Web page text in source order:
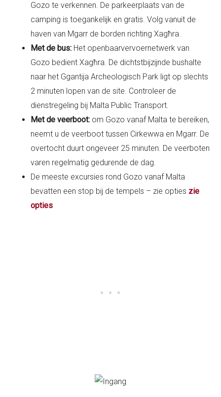
Gozo te verkennen. De parkeerplaats van de
camping is toegankelijk en gratis. Volg vanuit de
haven van Mgarr de borden richting Xagħra.
Met de bus: Het openbaarvervoernetwerk van
Gozo bedient Xagħra. De dichtstbijzijnde bushalte
naar het Ggantija Archeologisch Park ligt op slechts
2 minuten lopen van de site. Controleer de
dienstregeling bij Malta Public Transport.
Met de veerboot: om Gozo vanaf Malta te bereiken,
neemt u de veerboot tussen Cirkewwa en Mgarr. De
overtocht duurt ongeveer 25 minuten. De veerboten
varen regelmatig gedurende de dag.
De meeste excursies rond Gozo vanaf Malta
bevatten een stop bij de tempels – zie opties zie
opties